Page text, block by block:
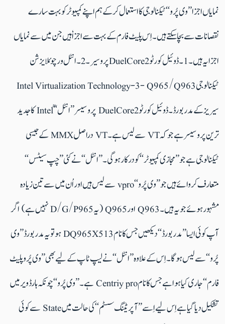
نمایاں اجزا ’’وی پُرو‘‘ ٹیکنالوجی کا استعمال کرکے ہم اپنے کمپیوٹر کو بہت سارے
نقصانات سے بچا سکتے ہیں۔اِس پلیٹ فارم کے بہت سے اجزاٗ ہیں جن میں سے نمایاں
اجزا یہ ہیں۔ 1۔ ڈوئیل کور ٹو DuelCore2پروسیر۔2۔ انٹل ورچوئلایزشن
ٹیکنالوجی Intel Virtualization Technology-3- Q965/Q963
سیریز کے مدر بورڈ۔ ڈوئیل کور ٹو DuelCore2 پروسیسر ’’انٹل‘‘ ؒIntel کا جدید
ترین پروسیسر ہے جو کہ VT سے لیس ہے۔ VT دراصل MMX کے جیسی
ٹیکنالوجی ہے جو ’’مجازی کمپیوٹر‘‘ کو درکار ہوگی۔ ’’انٹل‘‘ نے کئی ’’چپ سیٹس‘‘
متعارف کروائے ہیں جو ’’وی پُرو‘‘ vpro سے لیس ہیں اور اُن میں سے تین زیادہ
مشہور ہوئے جو یہ ہیں۔ Q963 اور Q965 (یہ D/G/P965 نہیں ہے) اگر
آپ کوئی ایسا ’’مدر بورڈ‘‘ دیکھیں جس کا نام DQ965X513 ہوتو یہ مدر بورڈ ’’وی
پُرو‘‘ سے لیس ہوگا۔ اِس کے علاوہ ’’انٹل‘‘ نے لیپ ٹاپ کے لیے بھی ’’وی پُروپلیٹ
فارم‘‘ جاری کیا ہوا ہے جس کا نام Centriy pro ہے۔’’وی پُرو‘‘ چونکہ ہارڈ ویر میں
تشکیل دیا گیا ہے اِس لیے اِسے ’’آپریٹنگ سسٹم‘‘ کی حالت میں State سے کوئی